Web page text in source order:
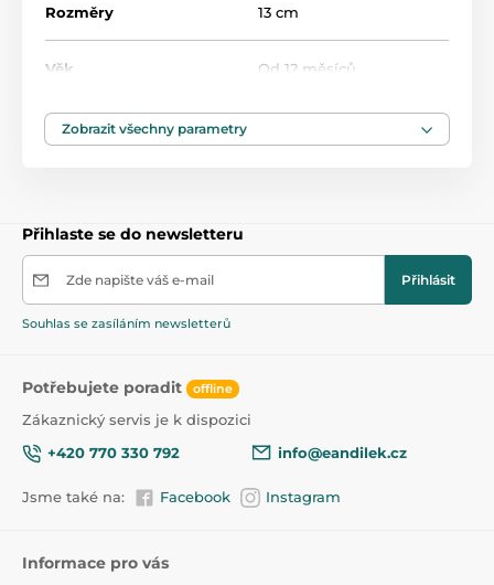
Rozměry 13 cm
Věk Od 12 měsíců
Zobrazit všechny parametry
Přihlaste se do newsletteru
Zde napište váš e-mail Přihlásit
Souhlas se zasíláním newsletterů
Potřebujete poradit offline
Zákaznický servis je k dispozici
+420 770 330 792
info@eandilek.cz
Jsme také na: Facebook Instagram
Informace pro vás